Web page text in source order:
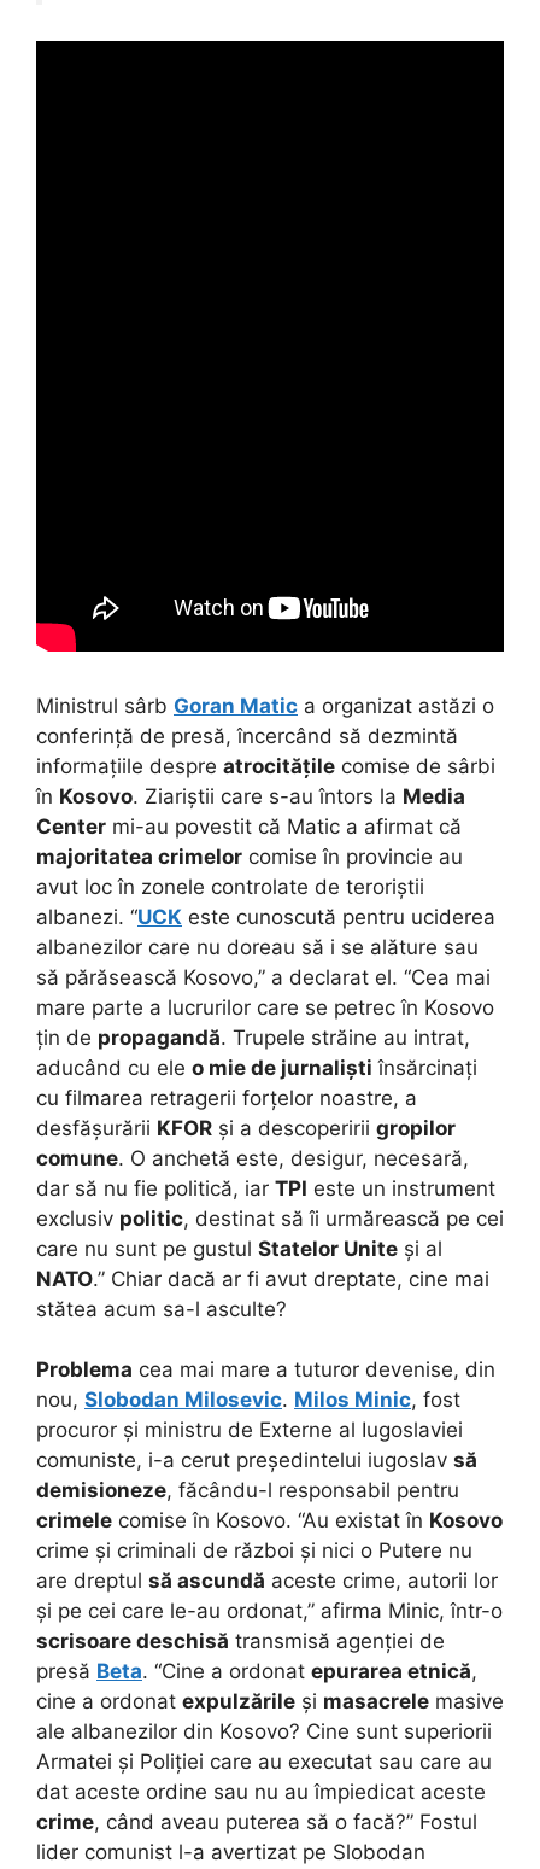
Ministrul sârb Goran Matic a organizat astăzi o
conferință de presă, încercând să dezmintă
informațiile despre atrocitățile comise de sârbi
în Kosovo. Ziariștii care s-au întors la Media
Center mi-au povestit că Matic a afirmat că
majoritatea crimelor comise în provincie au
avut loc în zonele controlate de teroriștii
albanezi. “UCK este cunoscută pentru uciderea
albanezilor care nu doreau să i se alăture sau
să părăsească Kosovo,” a declarat el. “Cea mai
mare parte a lucrurilor care se petrec în Kosovo
țin de propagandă. Trupele străine au intrat,
aducând cu ele o mie de jurnaliști însărcinați
cu filmarea retragerii forțelor noastre, a
desfășurării KFOR și a descoperirii gropilor
comune. O anchetă este, desigur, necesară,
dar să nu fie politică, iar TPI este un instrument
exclusiv politic, destinat să îi urmărească pe cei
care nu sunt pe gustul Statelor Unite și al
NATO.” Chiar dacă ar fi avut dreptate, cine mai
stătea acum sa-l asculte?
Problema cea mai mare a tuturor devenise, din
nou, Slobodan Milosevic. Milos Minic, fost
procuror și ministru de Externe al Iugoslaviei
comuniste, i-a cerut președintelui iugoslav să
demisioneze, făcându-l responsabil pentru
crimele comise în Kosovo. “Au existat în Kosovo
crime și criminali de război și nici o Putere nu
are dreptul să ascundă aceste crime, autorii lor
și pe cei care le-au ordonat,” afirma Minic, într-o
scrisoare deschisă transmisă agenției de
presă Beta. “Cine a ordonat epurarea etnică,
cine a ordonat expulzările și masacrele masive
ale albanezilor din Kosovo? Cine sunt superiorii
Armatei și Poliției care au executat sau care au
dat aceste ordine sau nu au împiedicat aceste
crime, când aveau puterea să o facă?” Fostul
lider comunist l-a avertizat pe Slobodan